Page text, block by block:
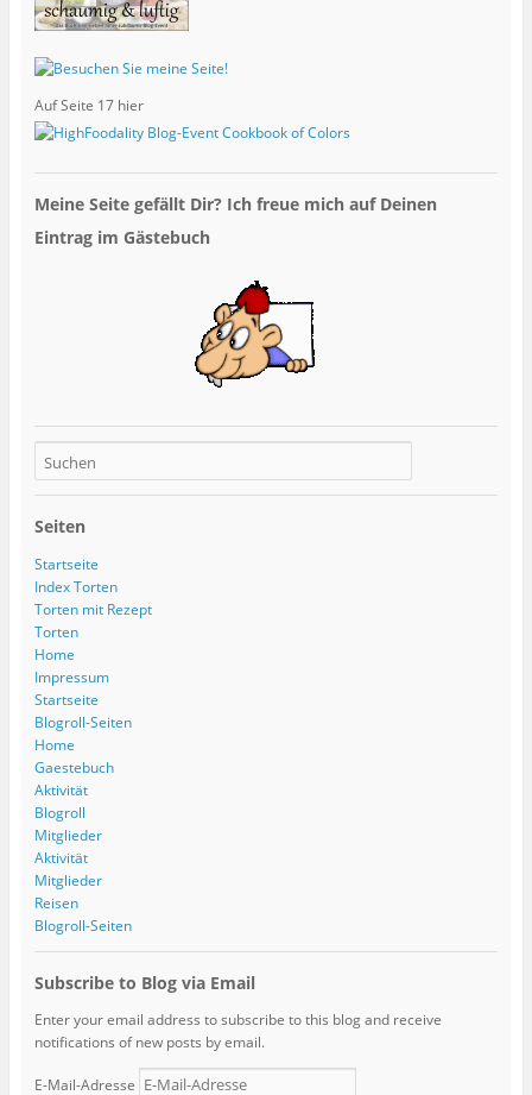
Auf Seite 17 hier
Meine Seite gefällt Dir? Ich freue mich auf Deinen
Eintrag im Gästebuch
Seiten
Startseite
Index Torten
Torten mit Rezept
Torten
Home
Impressum
Startseite
Blogroll-Seiten
Home
Gaestebuch
Aktivität
Blogroll
Mitglieder
Aktivität
Mitglieder
Reisen
Blogroll-Seiten
Subscribe to Blog via Email
Enter your email address to subscribe to this blog and receive
notifications of new posts by email.
E-Mail-Adresse